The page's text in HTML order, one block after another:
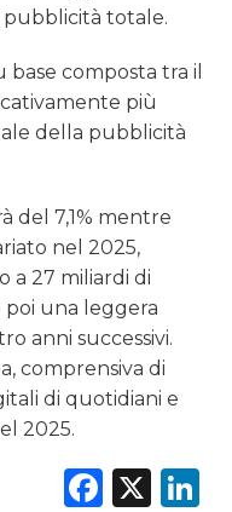
pubblicità totale.
base composta tra il
più
della pubblicità
del 7,1% mentre
nel 2025,
a 27 miliardi di
una leggera
anni successivi.
comprensiva di
di quotidiani e
2025.
X